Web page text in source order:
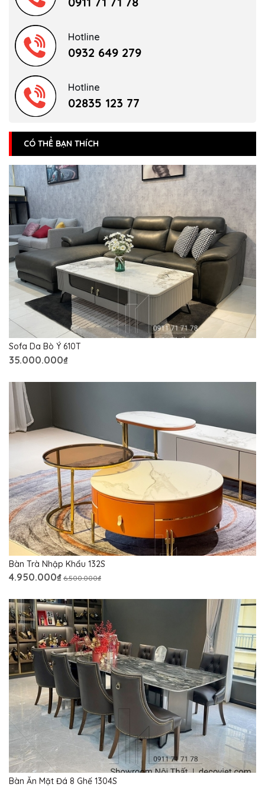
Hotline
0932 649 279
Hotline
02835 123 77
CÓ THỂ BẠN THÍCH
Sofa Da Bò Ý 610T
35.000.000₫
Bàn Trà Nhập Khẩu 132S
4.950.000₫ 6.500.000₫
Bàn Ăn Mặt Đá 8 Ghế 1304S